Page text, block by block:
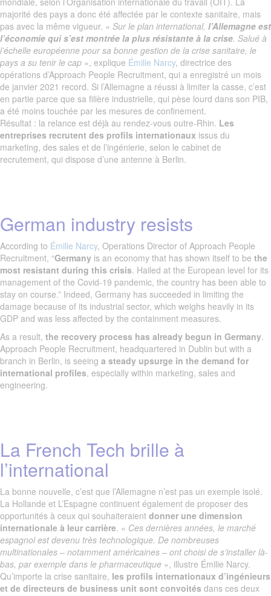
majorité des pays a donc été affectée par le contexte sanitaire, mais
pas avec la même vigueur. « Sur le plan international, l’Allemagne est
l’économie qui s’est montrée la plus résistante à la crise. Salué à
l’échelle européenne pour sa bonne gestion de la crise sanitaire, le
pays a su tenir le cap », explique Émilie Narcy, directrice des
opérations d’Approach People Recruitment, qui a enregistré un mois
de janvier 2021 record. Si l’Allemagne a réussi à limiter la casse, c’est
en partie parce que sa filière industrielle, qui pèse lourd dans son PIB,
a été moins touchée par les mesures de confinement.
Résultat : la relance est déjà au rendez-vous outre-Rhin. Les
entreprises recrutent des profils internationaux issus du
marketing, des sales et de l’ingénierie, selon le cabinet de
recrutement, qui dispose d’une antenne à Berlin.
German industry resists
According to Émilie Narcy, Operations Director of Approach People
Recruitment, “Germany is an economy that has shown itself to be the
most resistant during this crisis. Hailed at the European level for its
management of the Covid-19 pandemic, the country has been able to
stay on course.” Indeed, Germany has succeeded in limiting the
damage because of its industrial sector, which weighs heavily in its
GDP and was less affected by the containment measures.
As a result, the recovery process has already begun in Germany.
Approach People Recruitment, headquartered in Dublin but with a
branch in Berlin, is seeing a steady upsurge in the demand for
international profiles, especially within marketing, sales and
engineering.
La French Tech brille à
l’international
La bonne nouvelle, c’est que l’Allemagne n’est pas un exemple isolé.
La Hollande et L’Espagne continuent également de proposer des
opportunités à ceux qui souhaiteraient donner une dimension
internationale à leur carrière. « Ces dernières années, le marché
espagnol est devenu très technologique. De nombreuses
multinationales – notamment américaines – ont choisi de s’installer là-
bas, par exemple dans le pharmaceutique », illustre Émilie Narcy.
Qu’importe la crise sanitaire, les profils internationaux d’ingénieurs
et de directeurs de business unit sont convoités dans ces deux